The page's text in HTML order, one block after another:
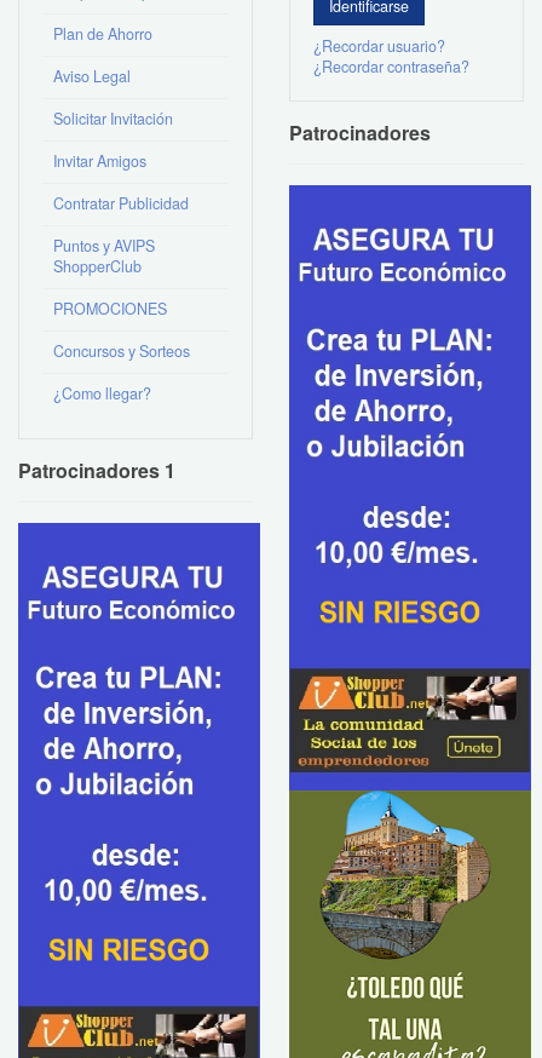
Plan de Ahorro
Aviso Legal
Solicitar Invitación
Invitar Amigos
Contratar Publicidad
Puntos y AVIPS
ShopperClub
PROMOCIONES
Concursos y Sorteos
¿Como llegar?
Patrocinadores 1
¿Recordar usuario?
¿Recordar contraseña?
Patrocinadores